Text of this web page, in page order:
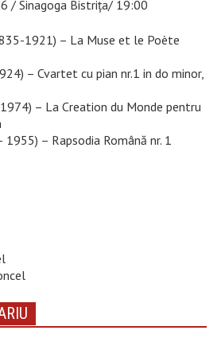
/ Sinagoga Bistriţa/ 19:00
1921) – La Muse et le Poète
– Cvartet cu pian nr.1 in do minor,
– La Creation du Monde pentru
1955) – Rapsodia Română nr. 1